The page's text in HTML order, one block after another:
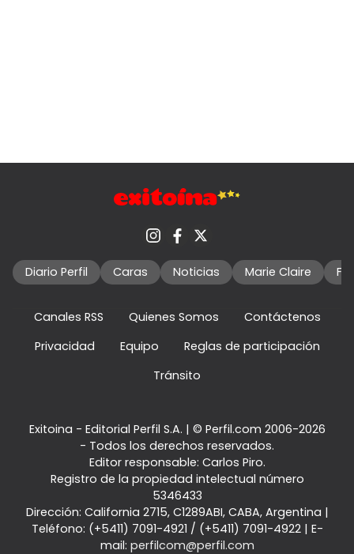
Diario Perfil Caras Noticias Marie Claire
Canales RSS Quienes Somos
Contáctenos
Privacidad
Equipo
Reglas de participación
Tránsito
Exitoina - Editorial Perfil S.A. | © Perfil.com 2006-2026
- Todos los derechos reservados.
Editor responsable: Carlos Piro.
Registro de la propiedad intelectual número
5346433
Dirección: California 2715, C1289ABI, CABA, Argentina |
Teléfono: (+5411) 7091-4921 / (+5411) 7091-4922| E-
mail: perfilcom@perfil.com